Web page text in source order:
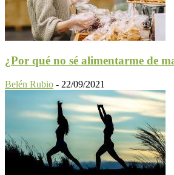
¿Por qué no sé alimentarme de
Belén Rubio - 22/09/2021